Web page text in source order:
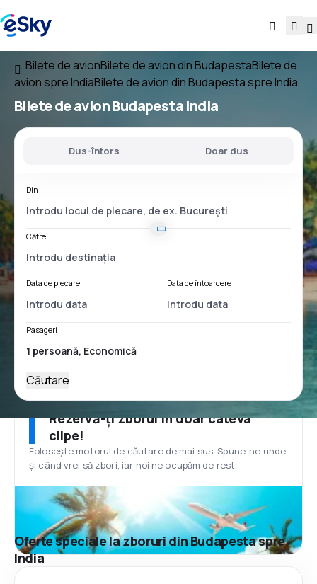
Bilete de avionBilete de avion din BudapestaBilete de
avion spre IndiaBilete de avion din Budapesta spre India
Bilete de avionBudapesta India
Dus-întors Doar dus
Din
Către
Data de plecare Data de întoarcere
Pasageri
Căutare
Rezervă-ți zborul în doar câteva
clipe!
Folosește motorul de căutare de mai sus. Spune-ne unde
și când vrei să zbori, iar noi ne ocupăm de rest.
Oferte speciale la zboruri din Budapesta spre
India